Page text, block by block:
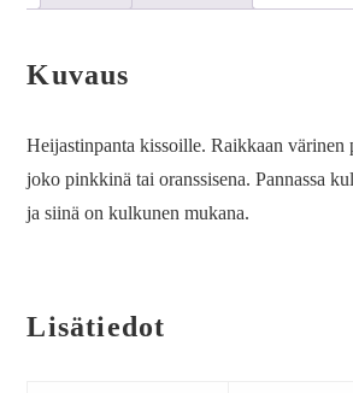
Kuvaus
Heijastinpanta kissoille. Raikkaan värinen
joko pinkkinä tai oranssisena. Pannassa
ja siinä on kulkunen mukana.
Lisätiedot